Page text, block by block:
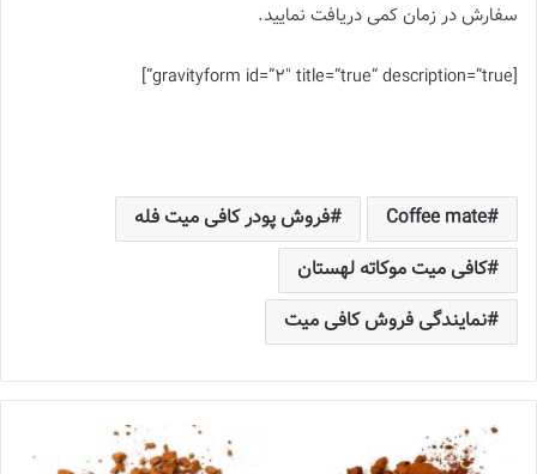
سفارش در زمان کمی دریافت نمایید.
[gravityform id=”2″ title=”true” description=”true”]
Coffee mate
فروش پودر کافی میت فله
کافی میت موکاته لهستان
نمایندگی فروش کافی میت